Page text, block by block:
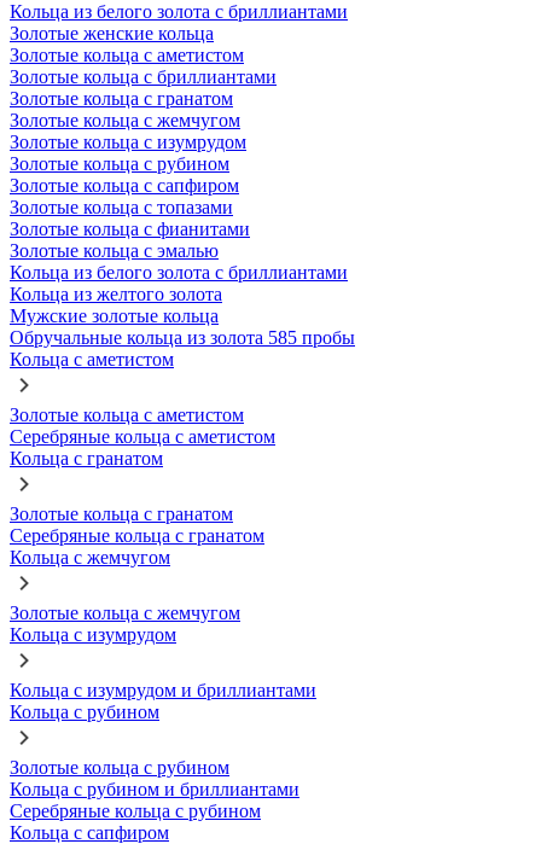
Кольца из белого золота с бриллиантами
Золотые женские кольца
Золотые кольца с аметистом
Золотые кольца с бриллиантами
Золотые кольца с гранатом
Золотые кольца с жемчугом
Золотые кольца с изумрудом
Золотые кольца с рубином
Золотые кольца с сапфиром
Золотые кольца с топазами
Золотые кольца с фианитами
Золотые кольца с эмалью
Кольца из белого золота с бриллиантами
Кольца из желтого золота
Мужские золотые кольца
Обручальные кольца из золота 585 пробы
Кольца с аметистом
Золотые кольца с аметистом
Серебряные кольца с аметистом
Кольца с гранатом
Золотые кольца с гранатом
Серебряные кольца с гранатом
Кольца с жемчугом
Золотые кольца с жемчугом
Кольца с изумрудом
Кольца с изумрудом и бриллиантами
Кольца с рубином
Золотые кольца с рубином
Кольца с рубином и бриллиантами
Серебряные кольца с рубином
Кольца с сапфиром